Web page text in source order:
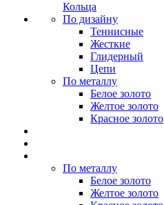
Кольца
По дизайну
Теннисные
Жесткие
Глидерный
Цепи
По металлу
Белое золото
Желтое золото
Красное золото
По металлу
Белое золото
Желтое золото